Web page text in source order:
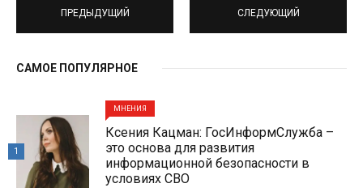
ПРЕДЫДУЩИЙ СЛЕДУЮЩИЙ
САМОЕ ПОПУЛЯРНОЕ
МНЕНИЯ
Ксения Кацман: ГосИнформСлужба –
это основа для развития
информационной безопасности в
условиях СВО
1